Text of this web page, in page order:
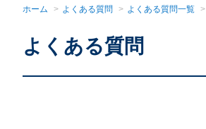
ホーム > よくある質問 > よくある質問一覧 >
よくある質問